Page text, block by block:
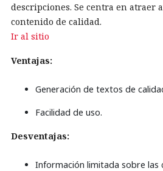
descripciones. Se centra en atraer
contenido de calidad.
Ir al sitio
Ventajas:
Generación de textos de
Facilidad de uso.
Desventajas:
Información limitada sobre las